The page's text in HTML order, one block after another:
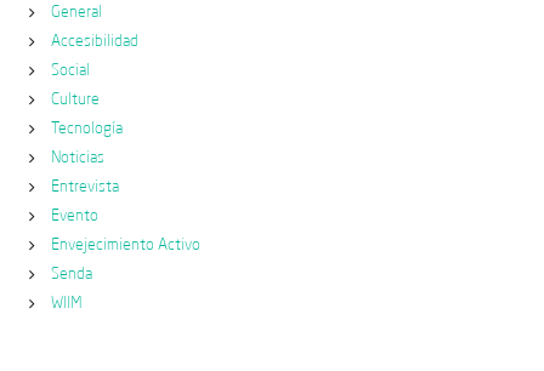
General
Accesibilidad
Social
Culture
Tecnología
Noticias
Entrevista
Evento
Envejecimiento Activo
Senda
WIIM